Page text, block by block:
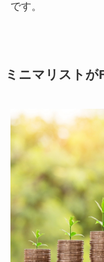
です。
ミニマリストが